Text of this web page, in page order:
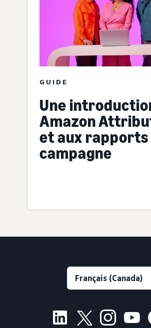
GUIDE
Une
Amazon
et aux rapports
campagne